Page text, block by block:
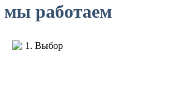
работаем